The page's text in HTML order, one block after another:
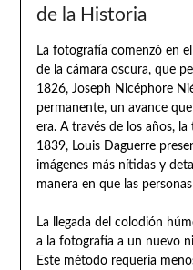
de la Historia
La fotografía comenzó en
de la cámara oscura, que
1826, Joseph Nicéphore
permanente, un avance
era. A través de los años,
1839, Louis Daguerre
imágenes más nítidas y
manera en que las
La llegada del colodión
a la fotografía a un nuevo
Este método requería